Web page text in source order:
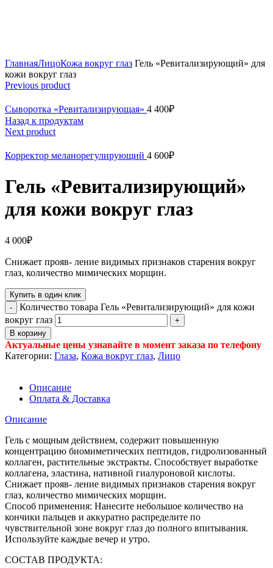
ГлавнаяЛицоКожа вокруг глаз Гель «Ревитализирующий» для
кожи вокруг глаз
Previous product
Сыворотка «Ревитализирующая» 4 400₽
Назад к продуктам
Next product
Корректор меланорегулирующий 4 600₽
Гель «Ревитализирующий»
для кожи вокруг глаз
4 000₽
Снижает прояв‑ ление видимых признаков старения вокруг
глаз, количество мимических морщин.
Купить в один клик
Количество товара Гель «Ревитализирующий» для кожи
вокруг глаз
В корзину
Актуальные цены узнавайте в момент заказа по телефону
Категории: Глаза, Кожа вокруг глаз, Лицо
Описание
Оплата & Доставка
Описание
Гель с мощным действием, содержит повышенную
концентрацию биомиметических пептидов, гидролизованный
коллаген, растительные экстракты. Способствует выработке
коллагена, эластина, нативной гиалуроновой кислоты.
Снижает прояв‑ ление видимых признаков старения вокруг
глаз, количество мимических морщин.
Способ применения: Нанесите небольшое количество на
кончики пальцев и аккуратно распределите по
чувствительной зоне вокруг глаз до полного впитывания.
Используйте каждые вечер и утро.
СОСТАВ ПРОДУКТА: